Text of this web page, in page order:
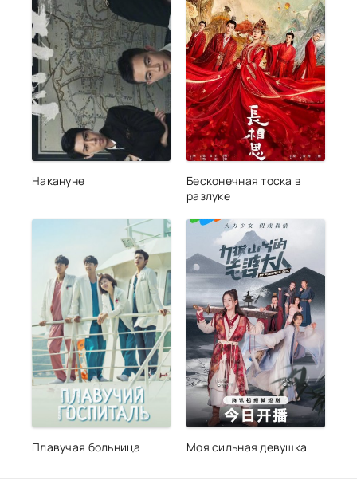
Накануне
Бесконечная тоска в
разлуке
Плавучая больница Моя сильная девушка